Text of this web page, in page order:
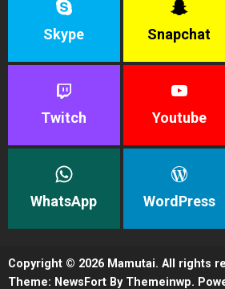
Skype Snapchat
Twitch Youtube
WhatsApp WordPress
Copyright © 2026 Mamutai. All rights
Theme: NewsFort By Themeinwp.